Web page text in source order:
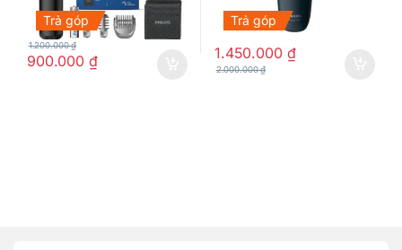
Trả góp
900.000 ₫
1.200.000₫
Trả góp
1.450.000 ₫
2.000.000₫